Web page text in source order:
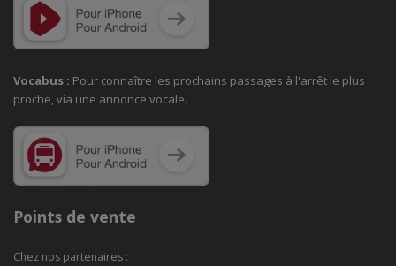
Vocabus : Pour connaître les prochains passages à l'arrêt le plus
proche, via une annonce vocale.
Points de vente
Chez nos partenaires :